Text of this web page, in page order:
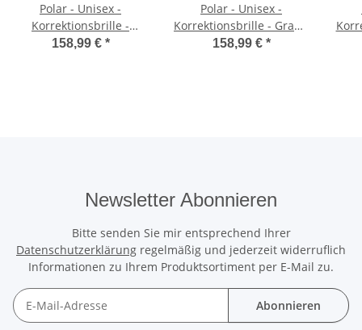
Polar - Unisex -
Korrektionsbrille -
Schwarz - POR470
158,99 € *
Polar - Unisex -
Korrektionsbrille - Grau -
POR627
158,99 € *
Newsletter Abonnieren
Bitte senden Sie mir entsprechend Ihrer
Datenschutzerklärung regelmäßig und jederzeit widerruflich
Informationen zu Ihrem Produktsortiment per E-Mail zu.
Abonnieren